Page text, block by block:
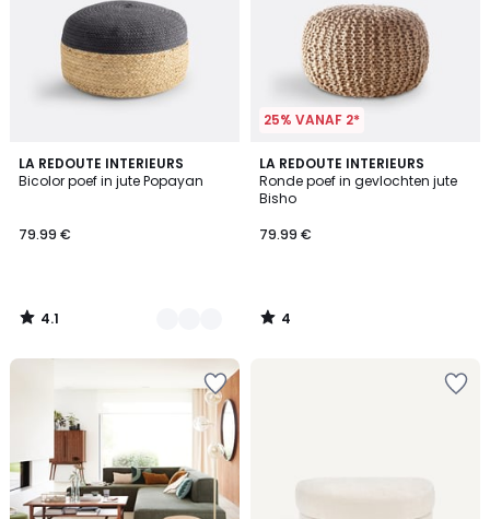
LA REDOUTE INTERIEURS
Bicolor poef in jute Popayan
79.99 €
4.1
/ 5
3
Kleuren
4.1
/
25% VANAF 2*
LA REDOUTE INTERIEURS
Ronde poef in gevlochten jute
Bisho
79.99 €
4
/
5
4
/